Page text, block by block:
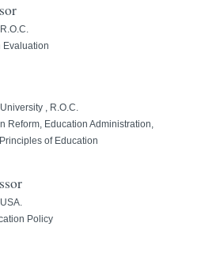
Evaluation
, R.O.C.
Reform, Education Administration,
of Education
Policy